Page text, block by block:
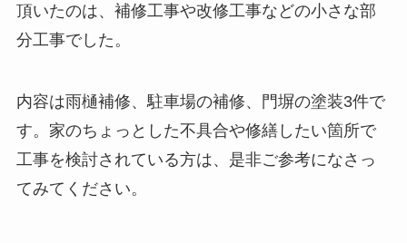
頂いたのは、補修工事や改修工事などの小さな部
分工事でした。
内容は雨樋補修、駐車場の補修、門塀の塗装3件で
す。家のちょっとした不具合や修繕したい箇所で
工事を検討されている方は、是非ご参考になさっ
てみてください。